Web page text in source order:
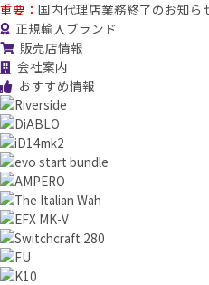
重要： 国内代理店業務終了のお知ら
正規輸入ブランド
販売店情報
会社案内
おすすめ情報